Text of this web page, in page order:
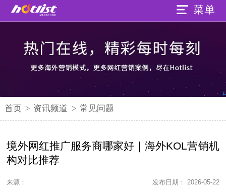
首页 > 资讯频道 > 常见问题
境外网红推广服务商哪家好｜海外KOL营销机
构对比推荐
来源： 发布日期： 2026-05-22